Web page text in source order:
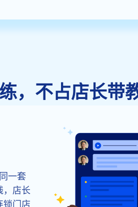
，不占店长带
一套
，店长
锁门店